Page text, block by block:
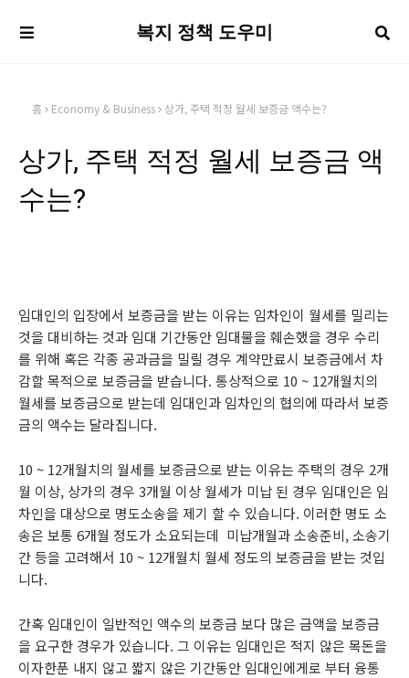
복지 정책 도우미
홈 Economy & Business 상가, 주택 적정 월세 보증금 액수는?
상가, 주택 적정 월세 보증금 액
수는?
임대인의 입장에서 보증금을 받는 이유는 임차인이 월세를 밀리는
것을 대비하는 것과 임대 기간동안 임대물을 훼손했을 경우 수리
를 위해 혹은 각종 공과금을 밀릴 경우 계약만료시 보증금에서 차
감할 목적으로 보증금을 받습니다. 통상적으로 10 ~ 12개월치의
월세를 보증금으로 받는데 임대인과 임차인의 협의에 따라서 보증
금의 액수는 달라집니다.
10 ~ 12개월치의 월세를 보증금으로 받는 이유는 주택의 경우 2개
월 이상, 상가의 경우 3개월 이상 월세가 미납 된 경우 임대인은 임
차인을 대상으로 명도소송을 제기 할 수 있습니다. 이러한 명도 소
송은 보통 6개월 정도가 소요되는데 미납개월과 소송준비, 소송기
간 등을 고려해서 10 ~ 12개월치 월세 정도의 보증금을 받는 것입
니다.
간혹 임대인이 일반적인 액수의 보증금 보다 많은 금액을 보증금
을 요구한 경우가 있습니다. 그 이유는 임대인은 적지 않은 목돈을
이자한푼 내지 않고 짧지 않은 기간동안 임대인에게로 부터 융통